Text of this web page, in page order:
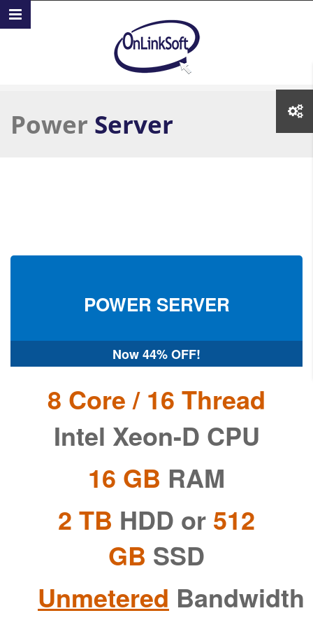
Skip to main content
Power Server
POWER SERVER
Now44% OFF!
8 Core / 16 Thread
Intel Xeon-D CPU
16 GB RAM
2 TB HDD or 512
GB SSD
Unmetered Bandwidth